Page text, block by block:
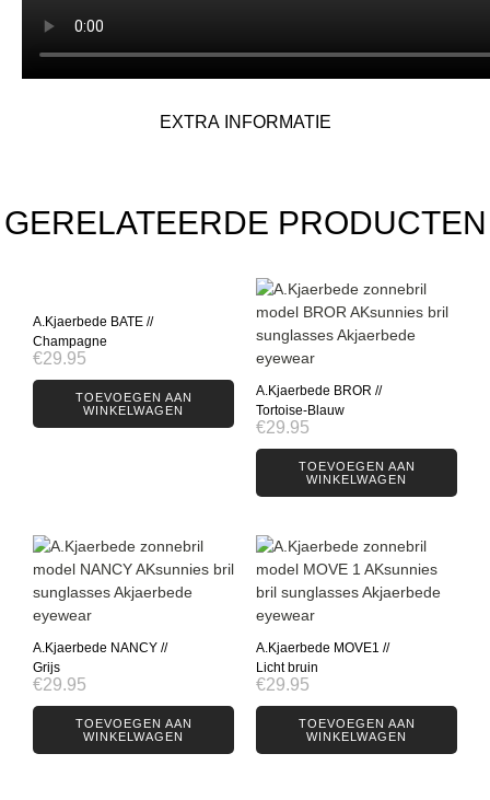
EXTRA INFORMATIE
GERELATEERDE PRODUCTEN
A.Kjaerbede BATE //
Champagne
€29.95
TOEVOEGEN AAN
WINKELWAGEN
A.Kjaerbede BROR //
Tortoise-Blauw
€29.95
TOEVOEGEN AAN
WINKELWAGEN
A.Kjaerbede NANCY //
Grijs
€29.95
TOEVOEGEN AAN
WINKELWAGEN
A.Kjaerbede MOVE1 //
Licht bruin
€29.95
TOEVOEGEN AAN
WINKELWAGEN